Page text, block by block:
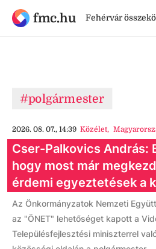
fmc.hu Fehérvár
#polgármester
2026. 08. 07., 14:39 Közélet,
Cser-Palkovics András:
hogy most már
érdemi egyeztetések a
Az Önkormányzatok Nemzeti
az "ÖNET" lehetőséget kapott a
Településfejlesztési miniszterrel